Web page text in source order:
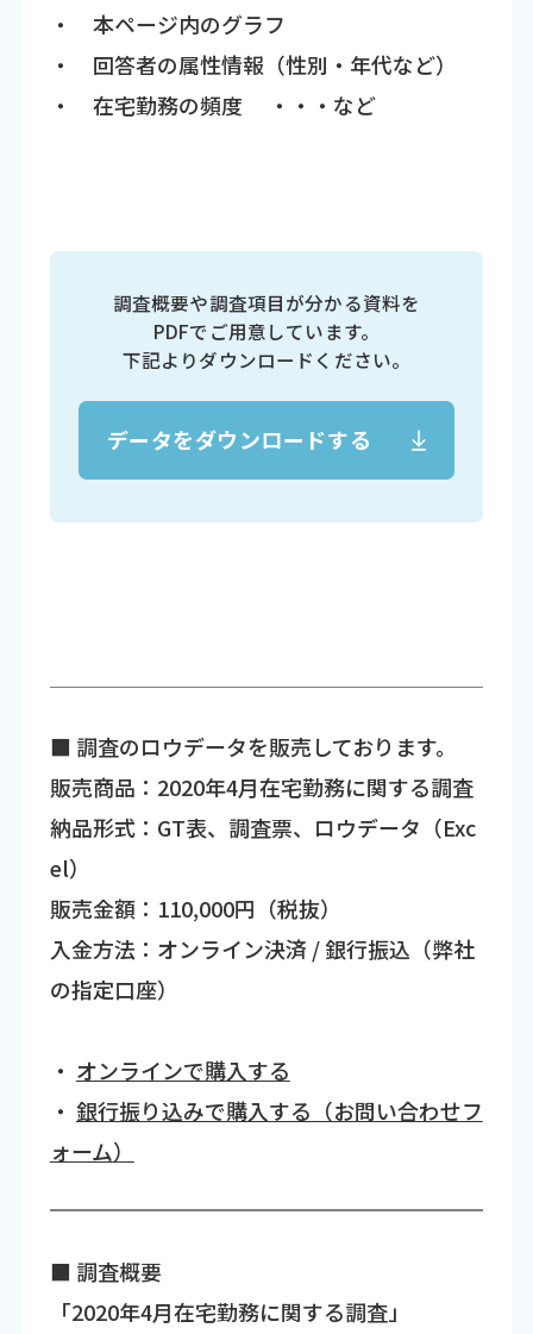
・ 本ページ内のグラフ
・ 回答者の属性情報（性別・年代など）
・ 在宅勤務の頻度 ・・・など
調査概要や調査項目が分かる資料を
PDFでご用意しています。
下記よりダウンロードください。
データをダウンロードする
■ 調査のロウデータを販売しております。
販売商品：2020年4月在宅勤務に関する調査
納品形式：GT表、調査票、ロウデータ（Exc
el）
販売金額：110,000円（税抜）
入金方法：オンライン決済 / 銀行振込（弊社
の指定口座）
・ オンラインで購入する
・ 銀行振り込みで購入する（お問い合わせフ
ォーム）
■ 調査概要
「2020年4月在宅勤務に関する調査」